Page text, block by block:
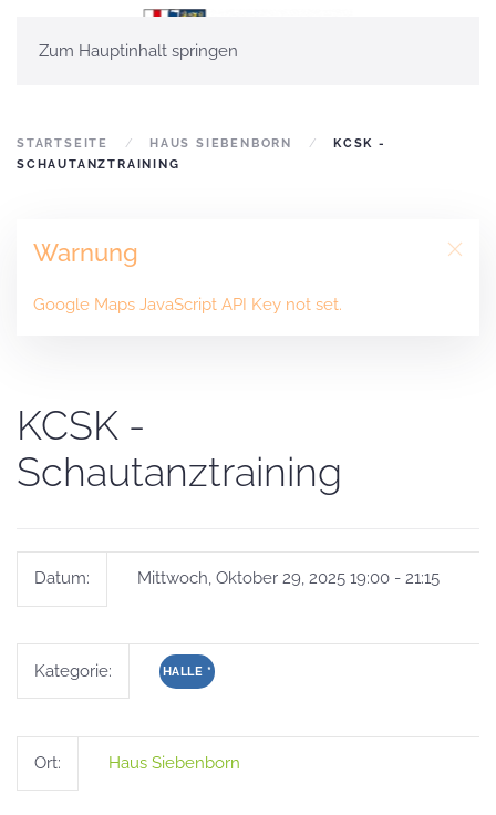
Zum Hauptinhalt springen
STARTSEITE HAUS SIEBENBORN
KCSK -
SCHAUTANZTRAINING
Warnung
Google Maps JavaScript API Key not set.
KCSK -
Schautanztraining
Datum: Mittwoch, Oktober 29, 2025 19:00 - 21:15
Kategorie: HALLE *
Ort: Haus Siebenborn